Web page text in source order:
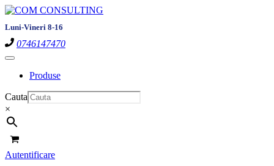
Skip
content
Luni-Vineri 8-16
0746147470
Produse
Cauta
×
Autentificare